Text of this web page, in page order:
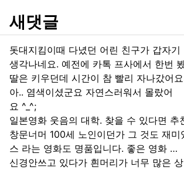
새댓글
돗대지킴이때 다녔던 어린 친구가 갑자기
생각나네요. 예전에 카톡 프사에서 한번
딸은 키우던데 시간이 참 빨리 자나갔어
아.. 염색이셨군요 자연스러워서 몰랐어
요 ^_^;
일본영화 웃음의 대학. 찾을 수 있다면 추
창문너머 100세 노인이던가 그 것도 재미
스 라는 영화도 명품입니다. 좋은 영화 …
신경안쓰고 있다가 흰머리가 너무 많은 상